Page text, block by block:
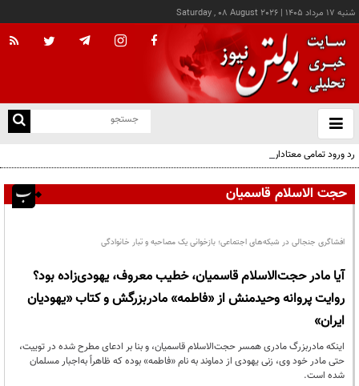
شنبه ۱۷ مرداد ۱۴۰۵ |
Saturday , 08 August 2026
باز
و
رد ورود تمامی معتادان به اتاق‌های مدیریت مصرف؛ شرایط خاص پذیرش
حجت الاسلام قاسمیان
افشاگری جنجالی در شبکه‌های اجتماعی؛ بازخوانی یک مصاحبه و تبار خانوادگی
آیا مادر حجت‌الاسلام قاسمیان، خطیب معروف، یهودی‌زاده بود؟
روایت پروانه وحیدمنش از «فاطمه» مادربزرگش و کتاب «یهودیان
ایران»
اینکه مادربزرگ مادری همسر حجت‌الاسلام قاسمیان، و بنا بر ادعای مطرح شده در توییت،
حتی مادر خود وی، زنی یهودی از دماوند به نام «فاطمه» بوده که ظاهراً به‌اجبار مسلمان
شده است.